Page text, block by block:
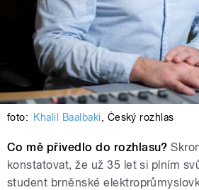
foto: Khalil Baalbaki, Český rozhlas
Co mě přivedlo do rozhlasu?
konstatovat, že už 35 let si plním
student brněnské